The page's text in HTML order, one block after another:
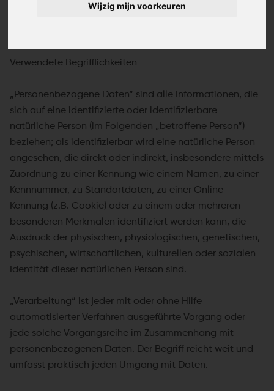
Wijzig mijn voorkeuren
Verwendete Begrifflichkeiten
„Personenbezogene Daten“ sind alle Informationen, die
sich auf eine identifizierte oder identifizierbare
natürliche Person (im Folgenden „betroffene Person“)
beziehen; als identifizierbar wird eine natürliche Person
angesehen, die direkt oder indirekt, insbesondere mittels
Zuordnung zu einer Kennung wie einem Namen, zu einer
Kennnummer, zu Standortdaten, zu einer Online-
Kennung (z.B. Cookie) oder zu einem oder mehreren
besonderen Merkmalen identifiziert werden kann, die
Ausdruck der physischen, physiologischen, genetischen,
psychischen, wirtschaftlichen, kulturellen oder sozialen
Identität dieser natürlichen Person sind.
„Verarbeitung“ ist jeder mit oder ohne Hilfe
automatisierter Verfahren ausgeführte Vorgang oder
jede solche Vorgangsreihe im Zusammenhang mit
personenbezogenen Daten. Der Begriff reicht weit und
umfasst praktisch jeden Umgang mit Daten.